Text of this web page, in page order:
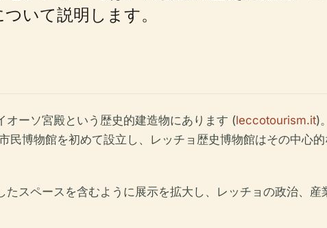
いて説明します。
ーソ宮殿という歴史的建造物にあります (leccotourism.it)
民博物館を初めて設立し、レッチョ歴史博物館はその中心
スペースを含むように展示を拡大し、レッチョの政治、産